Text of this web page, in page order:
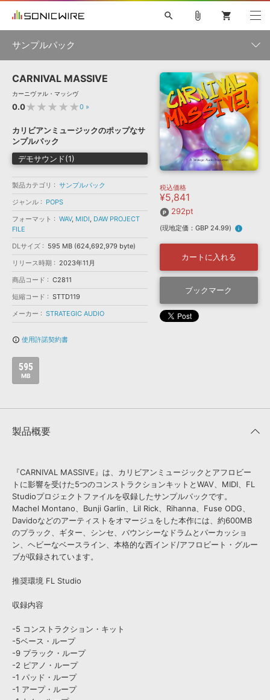
ソフト音源 »
プラグイン・エフェクト »
サンプルパック »
ソフトウェア／ツール »
DAW »
効果音 »
BGM »
キャンペーン »
特集 »
ニュースレター »
SONICWIREブログ »
製品サポート情報 »
DTMガイド »
FAQ »
お問い合わせ »
音楽カード
楽曲配信流通 サービス
無償のサウンド管理ソフト
APS
search
初音ミク NT 鏡音リン・レン V4X 巡音ルカ V4X
MEIKO V3
KAITO V3
VOCALOID TOONTRACK
SPITFIRE AUDIO
VIENNA
EZ DRUMMER 3
ライセンスフリーBGM
サンプルパックを試そう
ボーカル抜き出し
DUBSTEP
ELECTRONICA
MUTANT
ROUTER.FM
ソフト音源 プラグイン・エフェクト
ソフトウェア／ツール DAW 効果音
attach_file shopping_cart
サンプルパック
製品一覧
ジャンル
フォーマット
ランキング
CARNIVAL MASSIVE
カーニヴァル・マッシヴ
0.0★★★★★0 »
カリビアンミュージックのポップなサ
ンプルパック
デモサウンド(1)
製品カテゴリ
サンプルパック
ジャンル
POPS
フォーマット
WAV, MIDI, DAW PROJECT
FILE
DLサイズ
595 MB (624,692,979 byte)
リリース時期
2023年11月
商品コード
C2811
短縮コード
STTD119
メーカー
STRATEGIC AUDIO
info_outline 使用許諾契約書
595
MB
税込価格
¥5,841
292pt
(現地定価：GBP 24.99) info
カートに入れる
ブックマーク
製品概要
『CARNIVAL MASSIVE』は、カリビアンミュージックとアフロビー
トに影響を受けた5つのコンストラクションキットとWAV、MIDI、FL
Studioプロジェクトファイルを収録したサンプルパックです。
Machel Montano、Bunji Garlin、Lil Rick、Rihanna、Fuse ODG、
Davidoなどのアーティストをオマージュをした本作には、約600MB
のプラック、ギター、シンセ、バウンシーなドラムとパーカッショ
ン、ヘビーなベースライン、本格的な西インド/アフロビート・グルー
ブが収録されています。
推奨環境 FL Studio
収録内容
-5 コンストラクション・キット
-5ベース・ループ
-9 プラック・ループ
-2 ピアノ・ループ
-1 パッド・ループ
-1 アープ・ループ